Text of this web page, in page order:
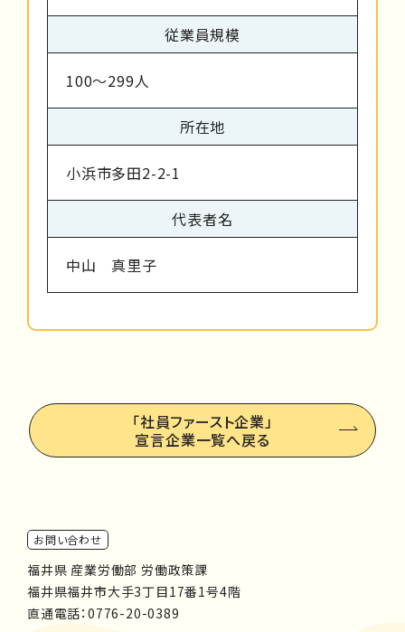
従業員規模
100～299人
所在地
小浜市多田2-2-1
代表者名
中山 真里子
「社員ファースト企業」
宣言企業一覧へ戻る
お問い合わせ
福井県 産業労働部 労働政策課
福井県福井市大手3丁目17番1号4階
直通電話： 0776-20-0389